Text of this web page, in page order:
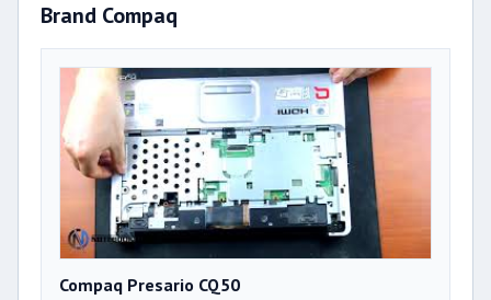
Brand Compaq
Compaq Presario CQ50